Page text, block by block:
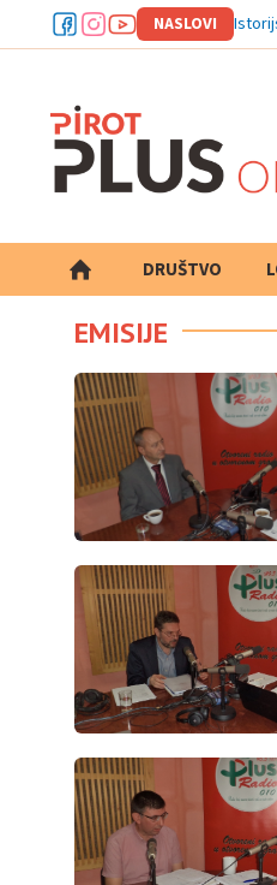
NASLOVI
DRUŠTVO
EMISIJE